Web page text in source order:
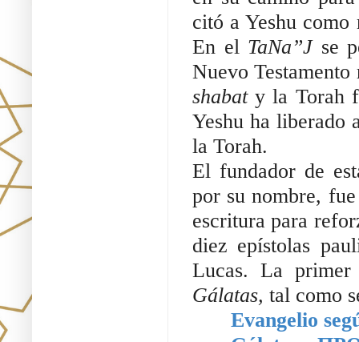
citó a Yeshu como
En el TaNa”J se
shabat y la Torah
Yeshu ha liberado
la Torah.
El fundador de
por su nombre,
escritura para
diez epístolas
Lucas. La
Gálatas, tal como
Evangelio